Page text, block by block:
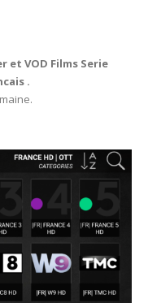
et VOD Films Serie
.